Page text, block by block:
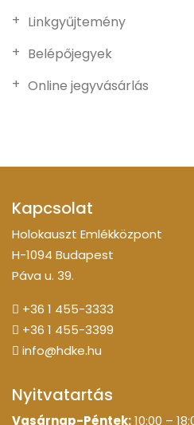
Linkgyűjtemény
Belépőjegyek
Online jegyvásárlás
Kapcsolat
Holokauszt Emlékközpont
H-1094 Budapest
Páva u. 39.
+36 1 455-3333
+36 1 455-3399
info@hdke.hu
Nyitvatartás
Vasárnap-Péntek:10:00 –